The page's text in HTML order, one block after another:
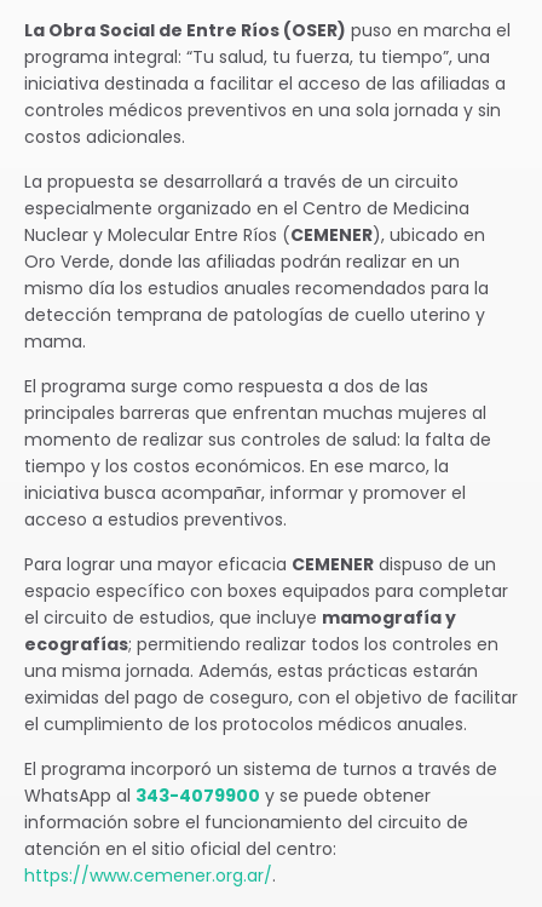
La Obra Social de Entre Ríos (OSER) puso en marcha el
programa integral: “Tu salud, tu fuerza, tu tiempo”, una
iniciativa destinada a facilitar el acceso de las afiliadas a
controles médicos preventivos en una sola jornada y sin
costos adicionales.
La propuesta se desarrollará a través de un circuito
especialmente organizado en el Centro de Medicina
Nuclear y Molecular Entre Ríos (CEMENER), ubicado en
Oro Verde, donde las afiliadas podrán realizar en un
mismo día los estudios anuales recomendados para la
detección temprana de patologías de cuello uterino y
mama.
El programa surge como respuesta a dos de las
principales barreras que enfrentan muchas mujeres al
momento de realizar sus controles de salud: la falta de
tiempo y los costos económicos. En ese marco, la
iniciativa busca acompañar, informar y promover el
acceso a estudios preventivos.
Para lograr una mayor eficacia CEMENER dispuso de un
espacio específico con boxes equipados para completar
el circuito de estudios, que incluye mamografía y
ecografías; permitiendo realizar todos los controles en
una misma jornada. Además, estas prácticas estarán
eximidas del pago de coseguro, con el objetivo de facilitar
el cumplimiento de los protocolos médicos anuales.
El programa incorporó un sistema de turnos a través de
WhatsApp al 343-4079900 y se puede obtener
información sobre el funcionamiento del circuito de
atención en el sitio oficial del centro:
https://www.cemener.org.ar/.